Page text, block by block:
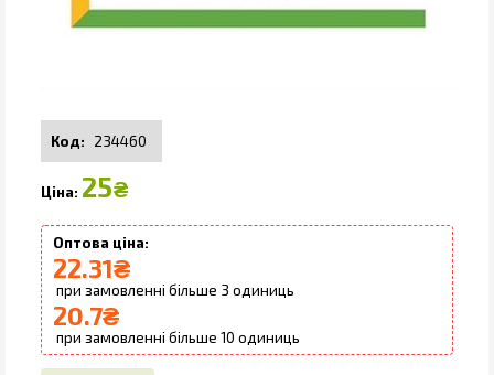
234460
25₴
22.31₴
3
20.7₴
10